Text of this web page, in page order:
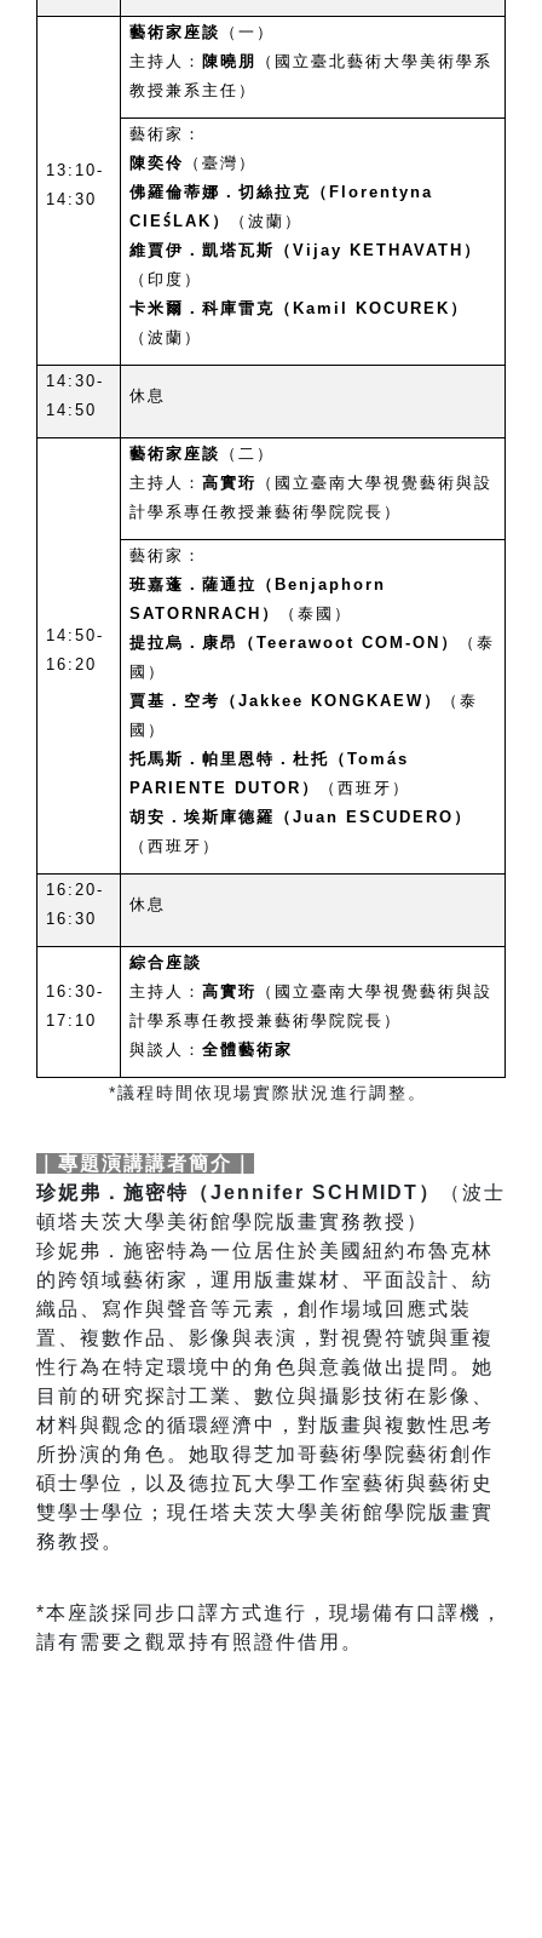
13:10-
14:30
藝術家座談
（一）
主持人： 陳曉朋
（國立臺北藝術大學美術學系
教授兼系主任）
藝術家：
陳奕伶 （臺灣）
佛羅倫蒂娜．切絲拉克（Florentyna
CIEŚ LAK ）
（波蘭）
維賈伊．凱塔瓦斯（Vijay KETHAVATH）
（印度）
卡米爾．科庫雷克（Kamil KOCUREK）
（波蘭）
14:30-
14:50
休息
14:50-
16:20
藝術家座談
（二）
主持人： 高實珩
（國立臺南大學視覺藝術與設
計學系專任教授兼藝術學院院長）
藝術家：
班嘉蓬．薩通拉（Benjaphorn
SATORNRACH）
（泰國）
提拉烏．康昂（Teerawoot COM-ON）
（泰
國）
賈基．空考（Jakkee KONGKAEW）
（泰
國）
托馬斯．帕里恩特．杜托（Tomás
PARIENTE DUTOR）
（西班牙）
胡安．埃斯庫德羅（Juan ESCUDERO）
（西班牙）
16:20-
16:30
休息
16:30-
17:10
綜合座談
主持人： 高實珩
（國立臺南大學視覺藝術與設
計學系專任教授兼藝術學院院長）
與談人： 全體藝術家
*議程時間依現場實際狀況進行調整。
｜專題演講講者簡介｜
珍妮弗．施密特（Jennifer SCHMIDT）
（波士
頓塔夫茨大學美術館學院版畫實務教授）
珍妮弗．施密特為一位居住於美國紐約布魯克林
的跨領域藝術家，運用版畫媒材、平面設計、紡
織品、寫作與聲音等元素，創作場域回應式裝
置、複數作品、影像與表演，對視覺符號與重複
性行為在特定環境中的角色與意義做出提問。她
目前的研究探討工業、數位與攝影技術在影像、
材料與觀念的循環經濟中，對版畫與複數性思考
所扮演的角色。她取得芝加哥藝術學院藝術創作
碩士學位，以及德拉瓦大學工作室藝術與藝術史
雙學士學位；現任塔夫茨大學美術館學院版畫實
務教授。
*本座談採同步口譯方式進行，現場備有口譯機，
請有需要之觀眾持有照證件借用。